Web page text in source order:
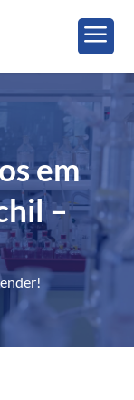
a
em
–